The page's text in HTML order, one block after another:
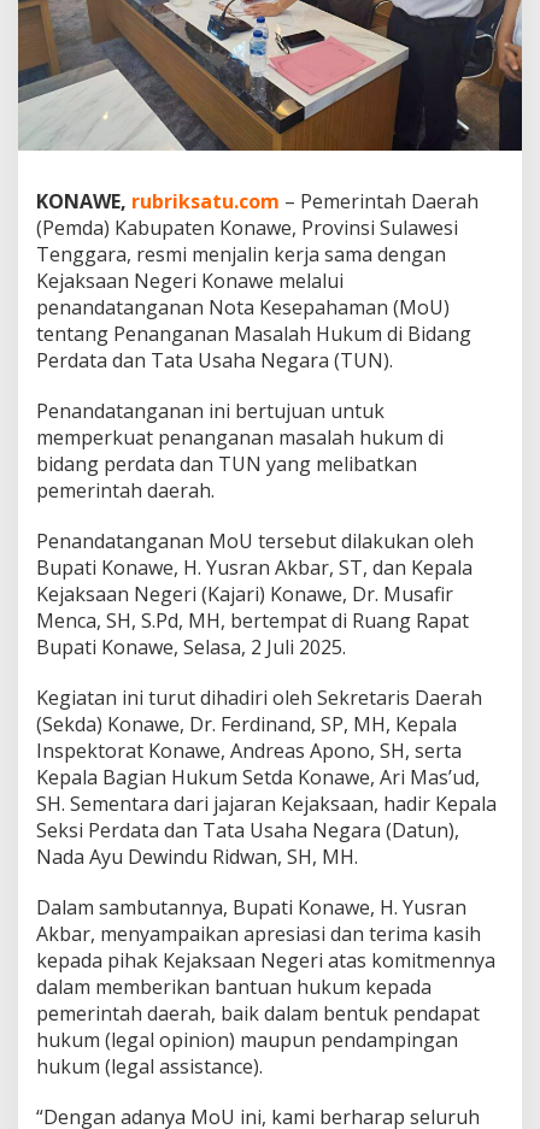
e
m
K
o
w
e
G
a
d
e
n
K
j
a
r
T
e
k
e
n
M
P
e
r
d
a
t
a
d
n
T
U
N
KONAWE, rubriksatu.com – Pemerintah Daerah
(Pemda) Kabupaten Konawe, Provinsi Sulawesi
Tenggara, resmi menjalin kerja sama dengan
Kejaksaan Negeri Konawe melalui
penandatanganan Nota Kesepahaman (MoU)
tentang Penanganan Masalah Hukum di Bidang
Perdata dan Tata Usaha Negara (TUN).
Penandatanganan ini bertujuan untuk
memperkuat penanganan masalah hukum di
bidang perdata dan TUN yang melibatkan
pemerintah daerah.
Penandatanganan MoU tersebut dilakukan oleh
Bupati Konawe, H. Yusran Akbar, ST, dan Kepala
Kejaksaan Negeri (Kajari) Konawe, Dr. Musafir
Menca, SH, S.Pd, MH, bertempat di Ruang Rapat
Bupati Konawe, Selasa, 2 Juli 2025.
Kegiatan ini turut dihadiri oleh Sekretaris Daerah
(Sekda) Konawe, Dr. Ferdinand, SP, MH, Kepala
Inspektorat Konawe, Andreas Apono, SH, serta
Kepala Bagian Hukum Setda Konawe, Ari Mas’ud,
SH. Sementara dari jajaran Kejaksaan, hadir Kepala
Seksi Perdata dan Tata Usaha Negara (Datun),
Nada Ayu Dewindu Ridwan, SH, MH.
Dalam sambutannya, Bupati Konawe, H. Yusran
Akbar, menyampaikan apresiasi dan terima kasih
kepada pihak Kejaksaan Negeri atas komitmennya
dalam memberikan bantuan hukum kepada
pemerintah daerah, baik dalam bentuk pendapat
hukum (legal opinion) maupun pendampingan
hukum (legal assistance).
“Dengan adanya MoU ini, kami berharap seluruh